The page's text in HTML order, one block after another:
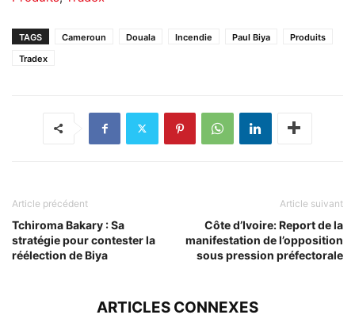
TAGS Cameroun Douala Incendie Paul Biya
Produits
Tradex
Article précédent
Tchiroma Bakary : Sa
stratégie pour contester la
réélection de Biya
Article suivant
Côte d’Ivoire: Report de la
manifestation de l’opposition
sous pression préfectorale
ARTICLES CONNEXES